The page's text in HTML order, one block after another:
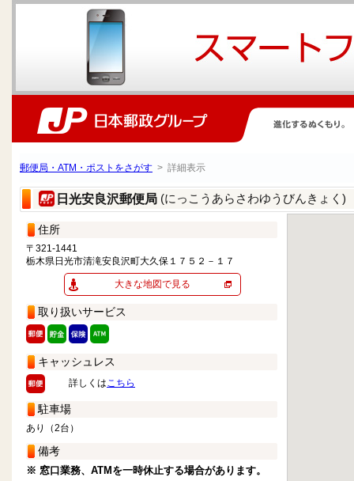
郵便局・ATM・ポストをさがす > 詳細表示
日光安良沢郵便局 (にっこうあらさわゆうびんきょく)
住所
〒321-1441
栃木県日光市清滝安良沢町大久保１７５２－１７
大きな地図で見る
取り扱いサービス
キャッシュレス
詳しくはこちら
駐車場
あり（2台）
備考
※ 窓口業務、ATMを一時休止する場合があります。